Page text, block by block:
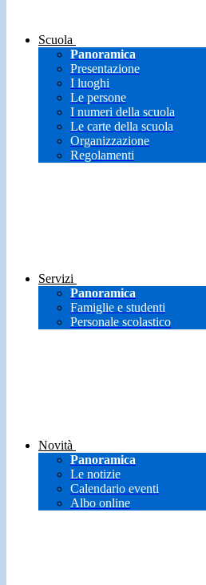
Scuola
Panoramica
Presentazione
I luoghi
Le persone
I numeri della scuola
Le carte della scuola
Organizzazione
Regolamenti
Servizi
Panoramica
Famiglie e studenti
Personale scolastico
Novità
Panoramica
Le notizie
Calendario eventi
Albo online